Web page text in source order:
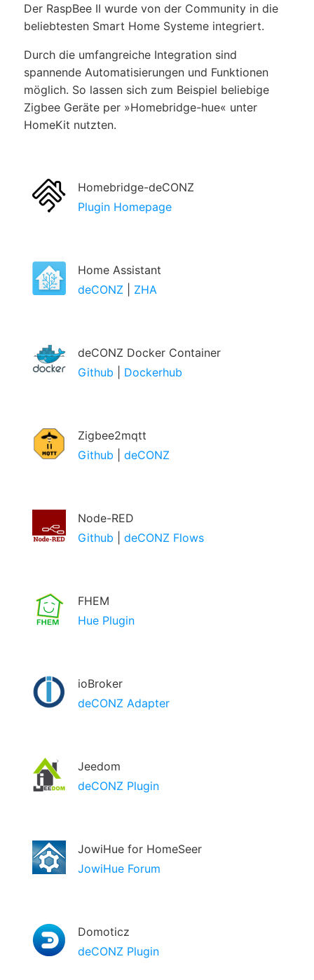
Der RaspBee II wurde von der Community in die
beliebtesten Smart Home Systeme integriert.
Durch die umfangreiche Integration sind
spannende Automatisierungen und Funktionen
möglich. So lassen sich zum Beispiel beliebige
Zigbee Geräte per
Homebridge-hue
unter
HomeKit nutzten.
Homebridge-deCONZ
Plugin Homepage
Home Assistant
deCONZ
ZHA
deCONZ Docker Container
Github
Dockerhub
Zigbee2mqtt
Github
deCONZ
Node-RED
Github
deCONZ Flows
FHEM
Hue Plugin
ioBroker
deCONZ Adapter
Jeedom
deCONZ Plugin
JowiHue for HomeSeer
JowiHue Forum
Domoticz
deCONZ Plugin